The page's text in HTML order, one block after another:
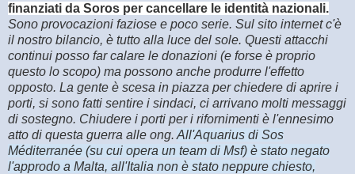
finanziati da Soros per cancellare le identità nazionali.
Sono provocazioni faziose e poco serie. Sul sito internet c'è
il nostro bilancio, è tutto alla luce del sole. Questi attacchi
continui posso far calare le donazioni (e forse è proprio
questo lo scopo) ma possono anche produrre l'effetto
opposto. La gente è scesa in piazza per chiedere di aprire i
porti, si sono fatti sentire i sindaci, ci arrivano molti messaggi
di sostegno. Chiudere i porti per i rifornimenti è l'ennesimo
atto di questa guerra alle ong. All'Aquarius di Sos
Méditerranée (su cui opera un team di Msf) è stato negato
l'approdo a Malta, all'Italia non è stato neppure chiesto,